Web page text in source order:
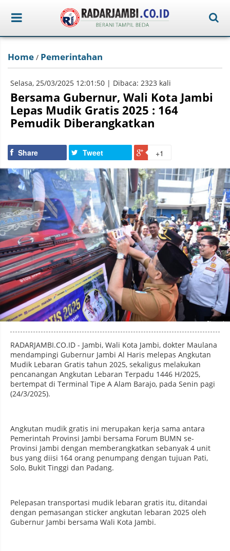
Home / Pemerintahan
Selasa, 25/03/2025 12:01:50 | Dibaca: 2323 kali
Bersama Gubernur, Wali Kota Jambi
Lepas Mudik Gratis 2025 : 164
Pemudik Diberangkatkan
Share Tweet +1
Photo by
RADARJAMBI.CO.ID - Jambi, Wali Kota Jambi, dokter Maulana
mendampingi Gubernur Jambi Al Haris melepas Angkutan
Mudik Lebaran Gratis tahun 2025, sekaligus melakukan
pencanangan Angkutan Lebaran Terpadu 1446 H/2025,
bertempat di Terminal Tipe A Alam Barajo, pada Senin pagi
(24/3/2025).
Angkutan mudik gratis ini merupakan kerja sama antara
Pemerintah Provinsi Jambi bersama Forum BUMN se-
Provinsi Jambi dengan memberangkatkan sebanyak 4 unit
bus yang diisi 164 orang penumpang dengan tujuan Pati,
Solo, Bukit Tinggi dan Padang.
Pelepasan transportasi mudik lebaran gratis itu, ditandai
dengan pemasangan sticker angkutan lebaran 2025 oleh
Gubernur Jambi bersama Wali Kota Jambi.